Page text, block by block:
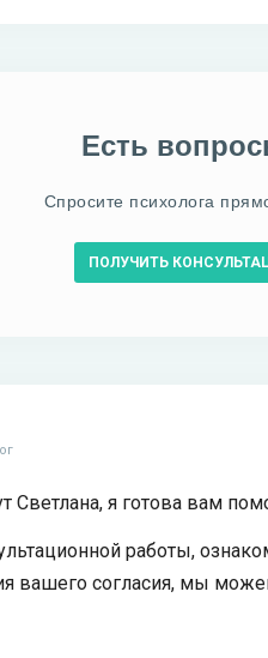
Есть
Спросите психолога
ПОЛУЧИТЬ
Светлана, я готова вам
работы,
вашего согласия, мы